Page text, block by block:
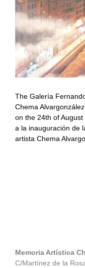
The Galería
Chema
on the 24th of
a la inauguración de
artista Chema
Memoria Artística
C/Martínez de la